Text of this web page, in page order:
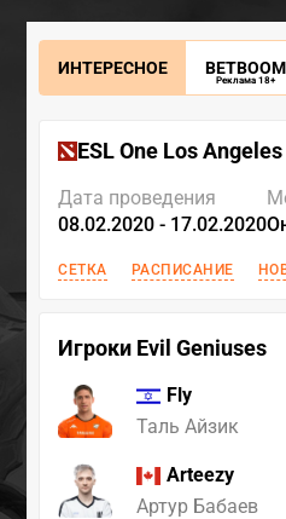
ИНТЕРЕСНОЕ BETBOOM
Реклама 18+
ESL One Los
Дата проведения
08.02.2020 - 17.02.2020
СЕТКА РАСПИСАНИЕ
Игроки Evil Geniuses
Fly
Таль Айзик
Arteezy
Артур Бабаев